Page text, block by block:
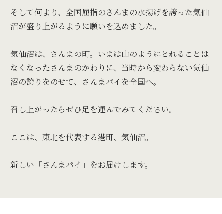
そして何より、全国屈指のさんまの水揚げを誇った気仙
沼が盛り上がるように願いを込めました。
気仙沼は、さんまの町。いまは山のようにとれることは
なくなったさんまのかわりに、当時から変わらない気仙
沼の誇りをのせて、さんまパイを全国へ。
召し上がったらぜひ足を運んでみてください。
ここは、東北を代表する港町、気仙沼。
新しい「さんまパイ」をお届けします。